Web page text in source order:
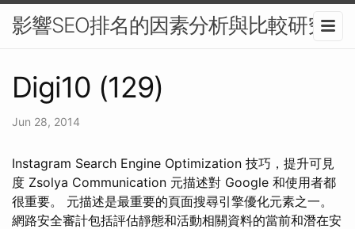
影響SEO排名的因素分析與比較研究
Digi10 (129)
Jun 28, 2014
Instagram Search Engine Optimization 技巧，提升可見
度 Zsolya Communication 元描述對 Google 和使用者都
很重要。 元描述是最重要的頁面搜尋引擎優化元素之一。
網路安全審計包括評估靜態和活動相關資料的當前和潛在安